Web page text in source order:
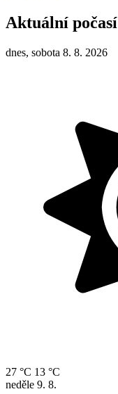
Aktuální počasí
dnes, sobota 8. 8. 2026
27 °C 13 °C
neděle 9. 8.